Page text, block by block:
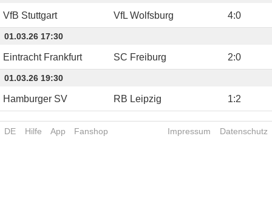
VfB Stuttgart VfL Wolfsburg 4:0
01.03.26 17:30
Eintracht Frankfurt SC Freiburg 2:0
01.03.26 19:30
Hamburger SV RB Leipzig 1:2
DE Hilfe App Fanshop Impressum Datenschutz